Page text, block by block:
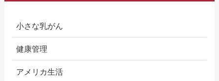
小さな乳がん
健康管理
アメリカ生活